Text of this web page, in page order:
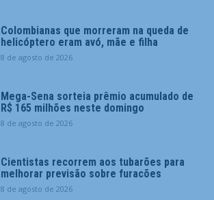
Colombianas que morreram na queda de
helicóptero eram avó, mãe e filha
8 de agosto de 2026
Mega-Sena sorteia prêmio acumulado de
R$ 165 milhões neste domingo
8 de agosto de 2026
Cientistas recorrem aos tubarões para
melhorar previsão sobre furacões
8 de agosto de 2026